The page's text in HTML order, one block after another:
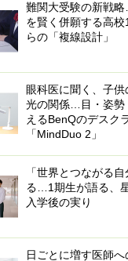
難関大受験の新戦
を賢く併願する高
らの「複線設計」
眼科医に聞く、子供
光の関係…目・姿勢
えるBenQのデスク
「MindDuo 2」
「世界とつながる
る…1期生が語る、
入学後の実り
日ごとに増す医師